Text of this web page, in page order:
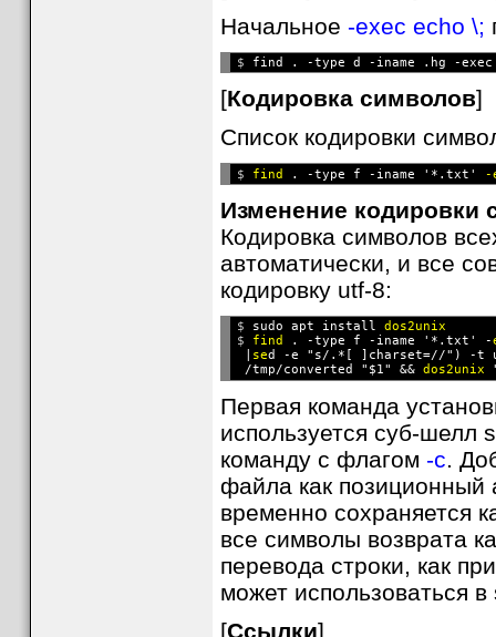
Начальное -exec echo \;
$
[Кодировка символов]
Список кодировки
$ find . -type f -iname '*.txt' -
Изменение кодировки
Кодировка символов
автоматически, и все
кодировку utf-8:
$ sudo apt install dos2unix
$ find . -type f -iname '*.txt' -
sed -e "s/.*[ ]charset=//") -t
/tmp/converted "$1" && dos2unix
Первая команда
используется суб-шелл
команду с флагом -c .
файла как позиционный
временно сохраняется
все символы возврата
перевода строки, как
может использоваться в
[Ссылки]